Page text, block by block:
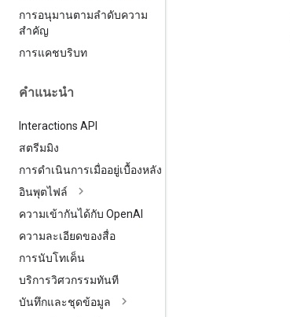
การอนุมานตามลำดับความ
สำคัญ
การแคชบริบท
คำแนะนำ
Interactions API
สตรีมมิง
การดำเนินการเมื่ออยู่เบื้องหลัง
อินพุตไฟล์
ความเข้ากันได้กับ OpenAI
ความละเอียดของสื่อ
การนับโทเค็น
บริการวิศวกรรมทันที
บันทึกและชุดข้อมูล